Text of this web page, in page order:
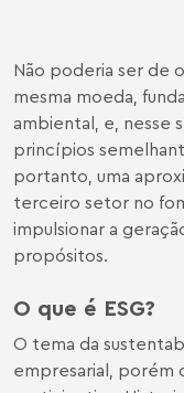
Não poderia ser de
mesma moeda,
ambiental, e, nesse
princípios
portanto, uma
terceiro setor no
impulsionar a
propósitos.
O que é ESG?
O tema da
empresarial, porém